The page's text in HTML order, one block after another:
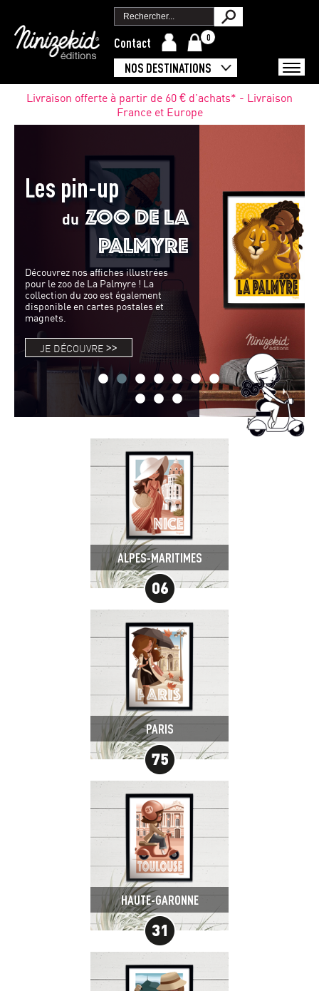
Contact 0
NOS DESTINATIONS
Livraison offerte à partir de 60 € d'achats* - Livraison
France et Europe
Les pin-up
du ZOO de la
Palmyre
Découvrez nos affiches illustrées
pour le zoo de La Palmyre ! La
collection du zoo est également
disponible en cartes postaleset
magnets.
JE DÉCOUVRE >>
ALPES-MARITIMES
PARIS
HAUTE-GARONNE